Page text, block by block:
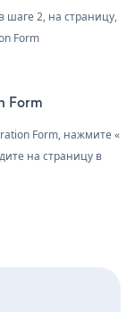
шаге 2, на страницу,
Form
Form
Form, нажмите «
на страницу в